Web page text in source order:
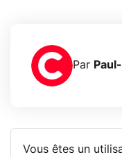
Par
Vous êtes un